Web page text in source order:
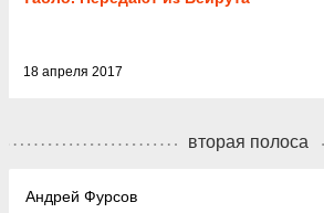
18 апреля 2017
вторая полоса
Андрей Фурсов